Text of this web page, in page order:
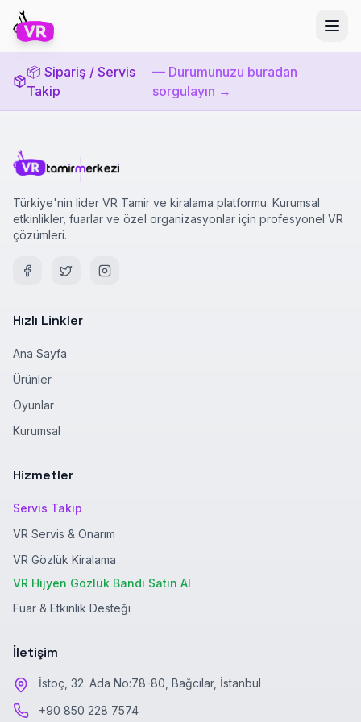
📦 Sipariş / Servis
Takip
— Durumunuzu buradan
sorgulayın →
Türkiye'nin lider VR Tamir ve kiralama platformu. Kurumsal
etkinlikler, fuarlar ve özel organizasyonlar için profesyonel VR
çözümleri.
Hızlı Linkler
Ana Sayfa
Ürünler
Oyunlar
Kurumsal
Hizmetler
Servis Takip
VR Servis & Onarım
VR Gözlük Kiralama
VR Hijyen Gözlük Bandı Satın Al
Fuar & Etkinlik Desteği
İletişim
İstoç, 32. Ada No:78-80, Bağcılar, İstanbul
+90 850 228 7574